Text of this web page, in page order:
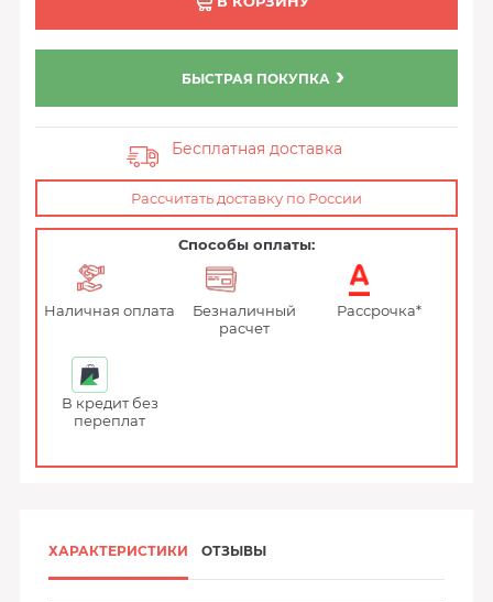
БЫСТРАЯ ПОКУПКА
Бесплатная доставка
Рассчитать доставку по России
Способы оплаты:
Наличная оплата
Безналичный
расчет
Рассрочка*
В кредит без
переплат
ХАРАКТЕРИСТИКИ ОТЗЫВЫ